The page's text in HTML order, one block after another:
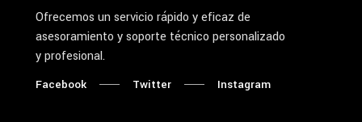
Ofrecemos un servicio rápido y eficaz de
asesoramiento y soporte técnico personalizado
y profesional.
Facebook Twitter Instagram